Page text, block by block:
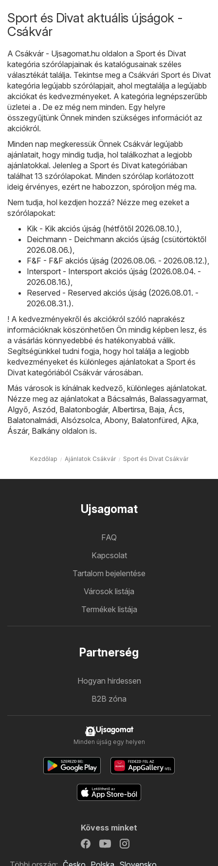
Sport és Divat aktuális újságok -
Csákvár
A Csákvár - Ujsagomat.hu oldalon a Sport és Divat
kategória szórólapjainak és katalógusainak széles
választékát találja. Tekintse meg a Csákvári Sport és Divat
kategória legújabb szórólapjait, ahol megtalálja a legújabb
akciókat és kedvezményeket. A kategória legnépszerűbb
üzletei a . De ez még nem minden. Egy helyre
összegyűjtünk Önnek minden szükséges információt az
akciókról.
Minden nap megkeressük Önnek Csákvár legújabb
ajánlatait, hogy mindig tudja, hol találkozhat a legjobb
ajánlatokkal. Jelenleg a Sport és Divat kategóriában
találhat 13 szórólapokat. Minden szórólap korlátozott
ideig érvényes, ezért ne habozzon, spóroljon még ma.
Nem tudja, hol kezdjen hozzá? Nézze meg ezeket a
szórólapokat:
Kik - Kik akciós újság (hétfőtől 2026.08.10.),
Deichmann - Deichmann akciós újság (csütörtöktől
2026.08.06.),
F&F - F&F akciós újság (2026.08.06. - 2026.08.12.),
Intersport - Intersport akciós újság (2026.08.04. -
2026.08.16.),
Reserved - Reserved akciós újság (2026.08.01. -
2026.08.31.).
! A kedvezményekről és akciókról szóló naprakész
információknak köszönhetően Ön mindig képben lesz, és
a vásárlás könnyedebbé és hatékonyabbá válik.
Segítségünkkel tudni fogja, hogy hol találja a legjobb
kedvezményeket és különleges ajánlatokat a Sport és
Divat kategóriából Csákvár városában.
Más városok is kínálnak kedvező, különleges ajánlatokat.
Nézze meg az ajánlatokat a Bácsalmás, Balassagyarmat,
Algyő, Aszód, Balatonboglár, Albertirsa, Baja, Ács,
Balatonalmádi, Alsózsolca, Abony, Balatonfüred, Ajka,
Ászár, Balkány oldalon is.
Kezdőlap Ajánlatok Csákvár Sport és Divat Csákvár
Ujsagomat
FAQ
Kapcsolat
Tartalom bejelentése
Városok listája
Termékek listája
Partnerség
Hogyan hirdessen
B2B zóna
Ujsagomat
Minden újság egy helyen
Kövess minket